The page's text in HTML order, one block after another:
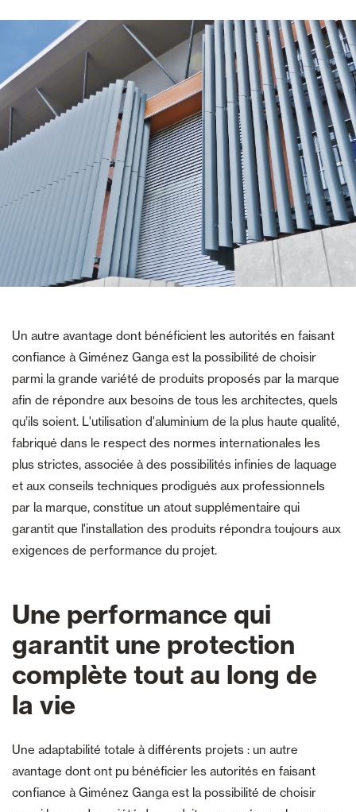
Un autre avantage dont bénéficient les autorités en faisant
confiance à Giménez Ganga est la possibilité de choisir
parmi la grande variété de produits proposés par la marque
afin de répondre aux besoins de tous les architectes, quels
qu’ils soient. L'utilisation d'aluminium de la plus haute qualité,
fabriqué dans le respect des normes internationales les
plus strictes, associée à des possibilités infinies de laquage
et aux conseils techniques prodigués aux professionnels
par la marque, constitue un atout supplémentaire qui
garantit que l'installation des produits répondra toujours aux
exigences de performance du projet.
Une performance qui
garantit une protection
complète tout au long de
la vie
Une adaptabilité totale à différents projets : un autre
avantage dont ont pu bénéficier les autorités en faisant
confiance à Giménez Ganga est la possibilité de choisir